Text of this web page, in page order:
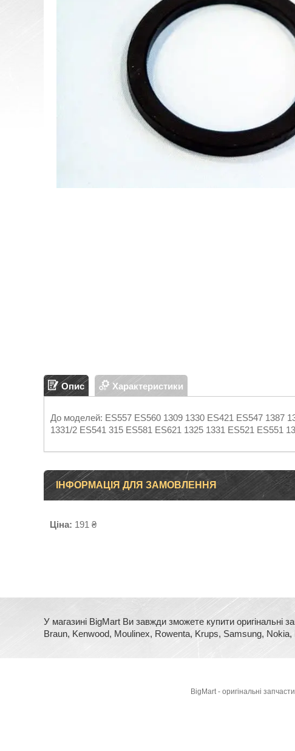
Опис Характеристики
До моделей: ES557 ES560 1309 1330 ES421 ES547 1387
1331/2 ES541 315 ES581 ES621 1325 1331 ES521 ES551
ІНФОРМАЦІЯ ДЛЯ ЗАМОВЛЕННЯ
Ціна: 191 ₴
У магазині BigMart Ви завжди зможете купити оригінальні
Braun, Kenwood, Moulinex, Rowenta, Krups, Samsung, Nokia,